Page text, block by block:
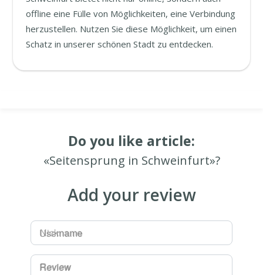
offline eine Fülle von Möglichkeiten, eine Verbindung
herzustellen. Nutzen Sie diese Möglichkeit, um einen
Schatz in unserer schönen Stadt zu entdecken.
Do you like article:
«Seitensprung in Schweinfurt»?
Add your review
Username
Review